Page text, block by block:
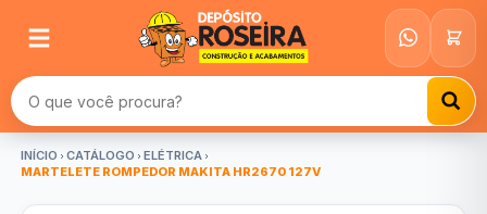
Buscar produtos
INÍCIO CATÁLOGO
ELÉTRICA
MARTELETE ROMPEDOR MAKITA HR2670 127V